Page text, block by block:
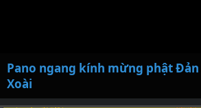
Pano ngang kính mừng phật Đản
Xoài